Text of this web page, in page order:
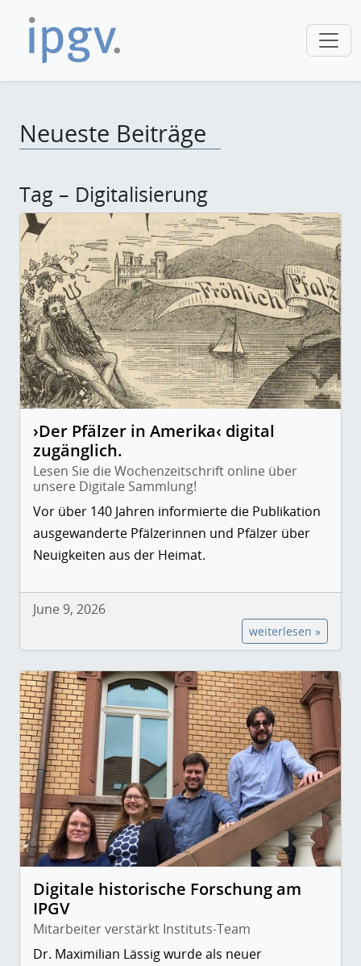
Neueste Beiträge
Tag – Digitalisierung
›Der Pfälzer in Amerika‹ digital
zugänglich.
Lesen Sie die Wochenzeitschrift online über
unsere Digitale Sammlung!
Vor über 140 Jahren informierte die Publikation
ausgewanderte Pfälzerinnen und Pfälzer über
Neuigkeiten aus der Heimat.
June 9, 2026
weiterlesen »
Digitale historische Forschung am
IPGV
Mitarbeiter verstärkt Instituts-Team
Dr. Maximilian Lässig wurde als neuer